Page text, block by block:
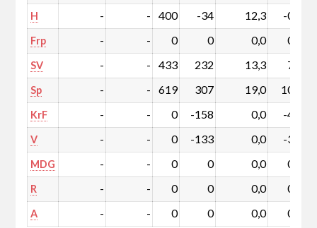
H - - 400 -34 12,3 -0,2
Frp - - 0 0 0,0 0,0
SV - - 433 232 13,3 7,5
Sp - - 619 307 19,0 10,0
KrF - - 0 -158 0,0 -4,5
V - - 0 -133 0,0 -3,8
MDG - - 0 0 0,0 0,0
R - - 0 0 0,0 0,0
A - - 0 0 0,0 0,0